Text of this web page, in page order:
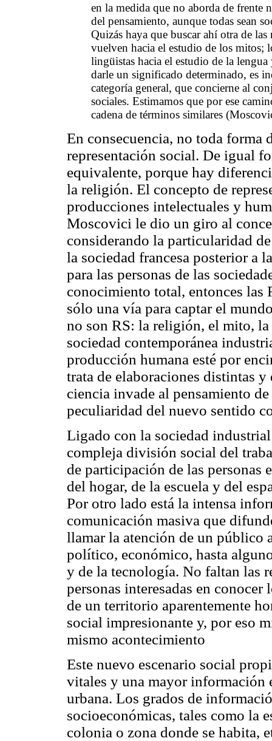
en la medida que no aborda de frente
del pensamiento, aunque todas sean
Quizás haya que buscar ahí otra de
vuelven hacia el estudio de los mitos;
lingüistas hacia el estudio de la
darle un significado determinado, es
categoría general, que concierne al
sociales. Estimamos que por ese
cadena de términos similares
En consecuencia, no toda forma
representación social. De igual
equivalente, porque hay
la religión. El concepto de
producciones intelectuales y
Moscovici le dio un giro al
considerando la particularidad
la sociedad francesa posterior a
para las personas de las
conocimiento total, entonces las
sólo una vía para captar el
no son RS: la religión, el mito,
sociedad contemporánea
producción humana esté por
trata de elaboraciones distintas
ciencia invade al pensamiento
peculiaridad del nuevo sentido
Ligado con la sociedad
compleja división social del
de participación de las personas
del hogar, de la escuela y del
Por otro lado está la intensa
comunicación masiva que
llamar la atención de un público
político, económico, hasta
y de la tecnología. No faltan las
personas interesadas en
de un territorio aparentemente
social impresionante y, por eso
mismo acontecimiento
Este nuevo escenario social
vitales y una mayor información
urbana. Los grados de
socioeconómicas, tales como la
colonia o zona donde se habita,